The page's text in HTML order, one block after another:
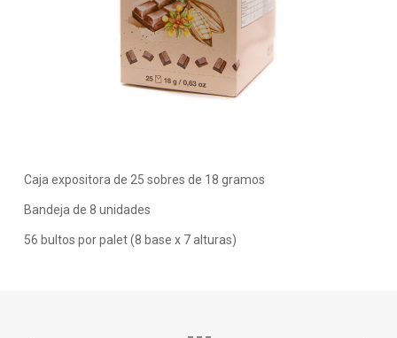
Caja expositora de 25 sobres de 18 gramos
Bandeja de 8 unidades
56 bultos por palet (8 base x 7 alturas)